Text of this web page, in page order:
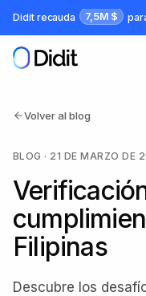
Saltar al contenido
Didit recauda 7,5M $ para
Volver al blog
BLOG · 21 DE MARZO DE
Filipinas
Descubre los